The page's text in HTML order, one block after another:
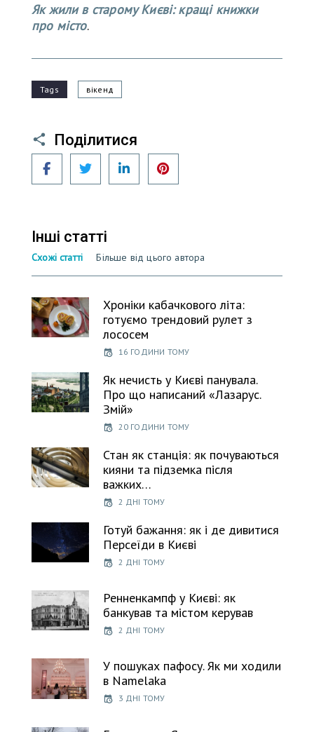
Як жили в старому Києві: кращі книжки
про місто.
Tags вікенд
Поділитися
FacebookTwitter LinkedIn
Інші статті
Схожі статті Більше від цього автора
Хроніки кабачкового літа:
готуємо трендовий рулет з
лососем
16 ГОДИНИ ТОМУ
Як нечисть у Києві панувала.
Про що написаний «Лазарус.
Змій»
20 ГОДИНИ ТОМУ
Стан як станція: як почуваються
кияни та підземка після
важких…
2 ДНІ ТОМУ
Готуй бажання: як і де дивитися
Персеїди в Києві
2 ДНІ ТОМУ
Ренненкампф у Києві: як
банкував та містом керував
2 ДНІ ТОМУ
У пошуках пафосу. Як ми ходили
в Namelaka
3 ДНІ ТОМУ